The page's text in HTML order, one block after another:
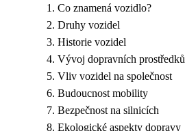
Co znamená vozidlo?
Druhy vozidel
Historie vozidel
Vývoj dopravních prostředků
Vliv vozidel na společnost
Budoucnost mobility
Bezpečnost na silnicích
Ekologické aspekty dopravy